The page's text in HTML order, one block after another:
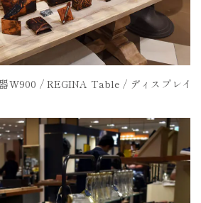
W900 / REGINA Table / ディスプレイ